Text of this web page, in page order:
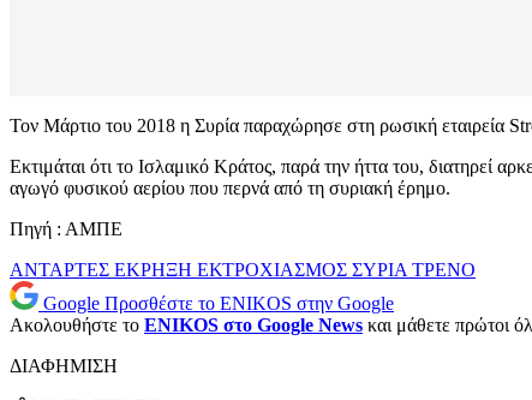
Τον Μάρτιο του 2018 η Συρία παραχώρησε στη ρωσική εταιρεία
Εκτιμάται ότι το Ισλαμικό Κράτος, παρά την ήττα του, διατηρεί
αγωγό φυσικού αερίου που περνά από τη συριακή έρημο.
Πηγή : ΑΜΠΕ
ΑΝΤΑΡΤΕΣ ΕΚΡΗΞΗ ΕΚΤΡΟΧΙΑΣΜΟΣ ΣΥΡΙΑ ΤΡΕΝΟ
Google Προσθέστε το ENIKOS στην Google
Ακολουθήστε το ENIKOS στο Google News και μάθετε πρώτοι
ΔΙΑΦΗΜΙΣΗ